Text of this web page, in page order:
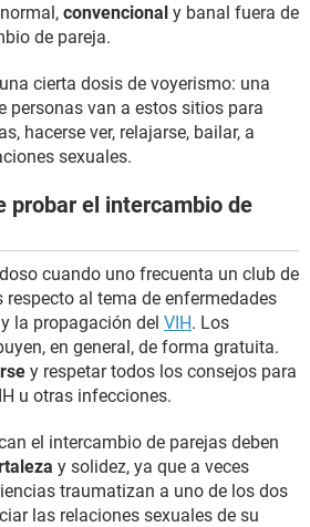
convencional y banal fuera de
de pareja.
cierta dosis de voyerismo: una
personas van a estos sitios para
hacerse ver, relajarse, bailar, a
sexuales.
probar el intercambio de
cuando uno frecuenta un club de
al tema de enfermedades
la propagación del VIH. Los
en general, de forma gratuita.
y respetar todos los consejos para
u otras infecciones.
el intercambio de parejas deben
y solidez, ya que a veces
traumatizan a uno de los dos
las relaciones sexuales de su